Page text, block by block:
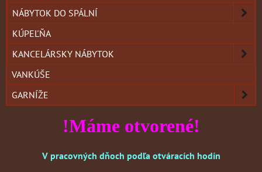
NÁBYTOK DO SPÁLNÍ
KÚPEĽŇA
KANCELÁRSKY NÁBYTOK
VANKÚŠE
GARNÍŽE
!Máme otvorené!
V pracovných dňoch podľa otváracích hodín